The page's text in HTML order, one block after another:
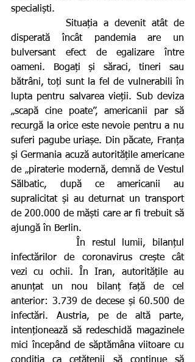
specialiști.
disperată încât pandemia are un
bulversant efect de egalizare între
oameni. Bogați și săraci, tineri sau
bătrâni, toți sunt la fel de vulnerabili în
lupta pentru salvarea vieții. Sub deviza
„scapă cine poate”, americanii par să
recurgă la orice este nevoie pentru a nu
suferi pagube uriașe. Din păcate, Franța
și Germania acuză autoritățile americane
de „piraterie modernă, demnă de Vestul
Sălbatic, după ce americanii au
supralicitat și au deturnat un transport
de 200.000 de măști care ar fi trebuit să
ajungă în Berlin.
infectărilor de coronavirus crește cât
vezi cu ochii. În Iran, autoritățile au
anunțat un nou bilanț față de cel
anterior: 3.739 de decese și 60.500 de
infectări. Austria, pe de altă parte,
intenționează să redeschidă magazinele
mici începând de săptămâna viitoare cu
condiția ca cetățenii să continue să